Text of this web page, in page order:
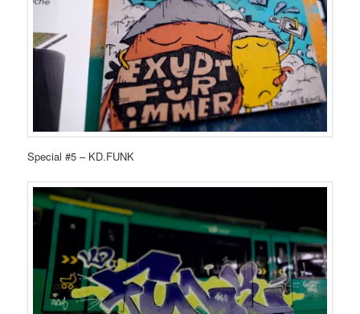
Special #5 – KD.FUNK